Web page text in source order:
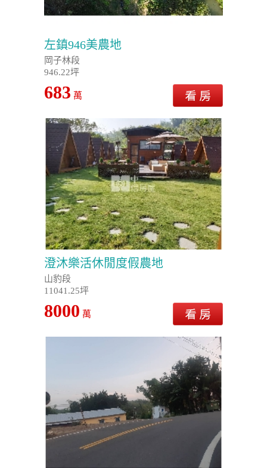
左鎮946美農地
岡子林段
946.22坪
683 萬
澄沐樂活休閒度假農地
山豹段
11041.25坪
8000 萬